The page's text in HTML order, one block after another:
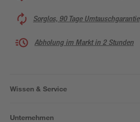
Sorglos, 90 Tage Umtauschgarantie
Abholung im Markt in 2 Stunden
Wissen & Service
Unternehmen